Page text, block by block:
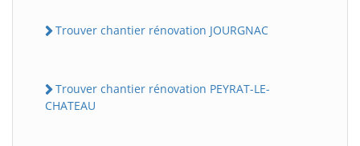
Trouver chantier rénovation JOURGNAC
Trouver chantier rénovation PEYRAT-LE-
CHATEAU